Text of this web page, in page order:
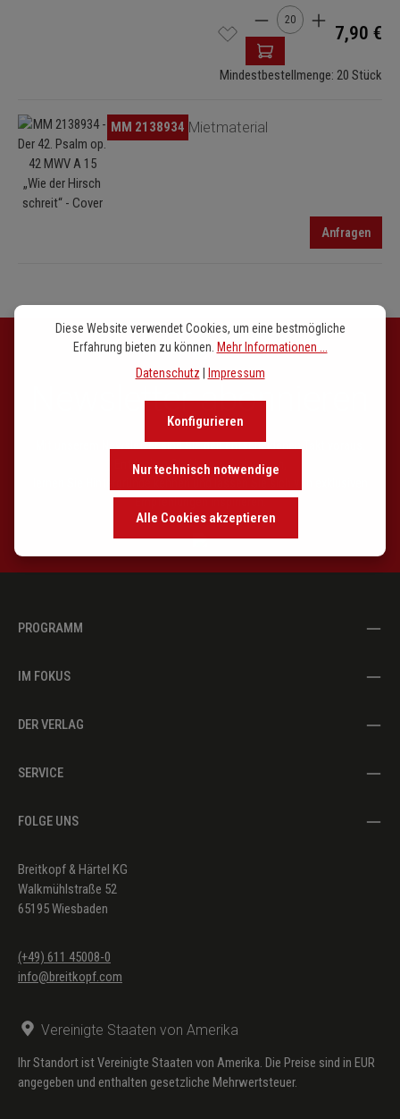
Produkt Anzahl: Gib
7,90 €
Mindestbestellmenge: 20 Stück
Bildergalerie überspringenMM 2138934 Mietmaterial
Anfragen
Newsletter abonnieren
Mit unserem Newsletter sind Sie den entscheidenen Takt voraus.
Entdecken Sie Neuerscheinungen,
Empfehlungen inspirieren.
PROGRAMM
IM FOKUS
DER VERLAG
SERVICE
FOLGE UNS
Breitkopf & Härtel KG
Walkmühlstraße 52
65195 Wiesbaden
(+49) 611 45008-0
info@breitkopf.com
Vereinigte Staaten von Amerika
Ihr Standort ist Vereinigte Staaten von Amerika. Die Preise sind in EUR
angegeben und enthalten gesetzliche Mehrwertsteuer.
Diese Website verwendet Cookies, um eine bestmögliche
Erfahrung bieten zu können. Mehr Informationen ...
Datenschutz
Impressum
Nur technisch notwendige
Konfigurieren
Alle Cookies akzeptieren